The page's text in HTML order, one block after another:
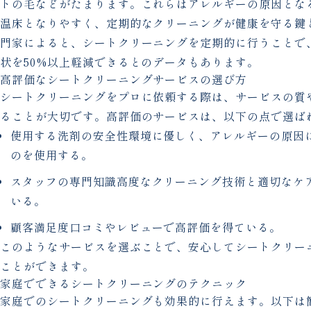
温床となりやすく、定期的なクリーニングが健康を守る鍵
門家によると、シートクリーニングを定期的に行うことで
状を50%以上軽減できるとのデータもあります。
高評価なシートクリーニングサービスの選び方
シートクリーニングをプロに依頼する際は、サービスの
ることが大切です。高評価のサービスは、以下の点で選ば
使用する洗剤の安全性環境に優しく、アレルギーの原因
のを使用する。
スタッフの専門知識高度なクリーニング技術と適切なケ
いる。
顧客満足度口コミやレビューで高評価を得ている。
このようなサービスを選ぶことで、安心してシートクリ
ことができます。
家庭でできるシートクリーニングのテクニック
家庭でのシートクリーニングも効果的に行えます。以下は